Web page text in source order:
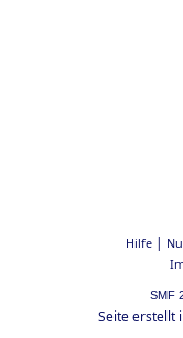
Hilfe|
SMF
Seite erstellt